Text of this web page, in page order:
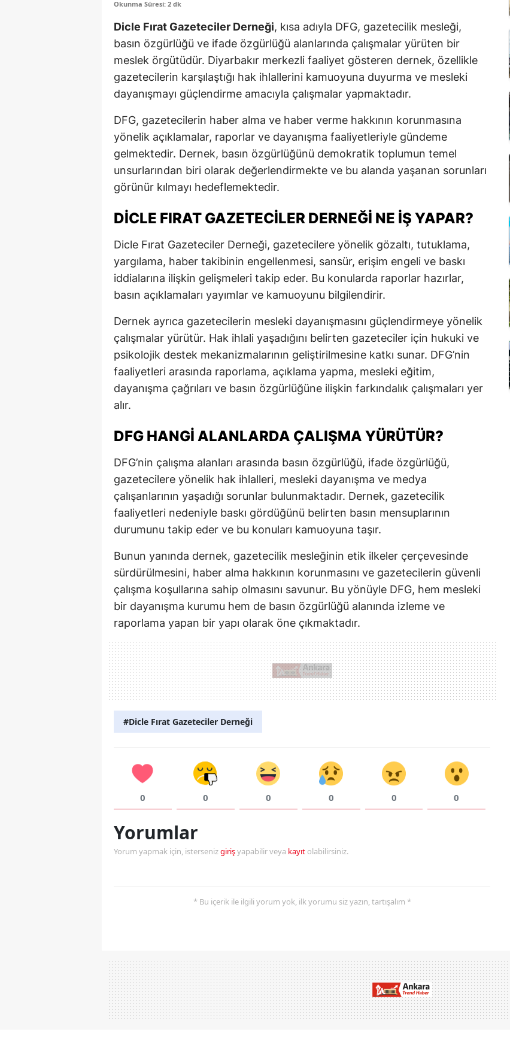
Okunma Süresi: 2 dk
Dicle Fırat Gazeteciler Derneği, kısa adıyla DFG, gazetecilik mesleği,
basın özgürlüğü ve ifade özgürlüğü alanlarında çalışmalar yürüten bir
meslek örgütüdür. Diyarbakır merkezli faaliyet gösteren dernek, özellikle
gazetecilerin karşılaştığı hak ihlallerini kamuoyuna duyurma ve mesleki
dayanışmayı güçlendirme amacıyla çalışmalar yapmaktadır.
DFG, gazetecilerin haber alma ve haber verme hakkının korunmasına
yönelik açıklamalar, raporlar ve dayanışma faaliyetleriyle gündeme
gelmektedir. Dernek, basın özgürlüğünü demokratik toplumun temel
unsurlarından biri olarak değerlendirmekte ve bu alanda yaşanan sorunları
görünür kılmayı hedeflemektedir.
DICLE FIRAT GAZETECILER DERNEĞI NE İŞ YAPAR?
Dicle Fırat Gazeteciler Derneği, gazetecilere yönelik gözaltı, tutuklama,
yargılama, haber takibinin engellenmesi, sansür, erişim engeli ve baskı
iddialarına ilişkin gelişmeleri takip eder. Bu konularda raporlar hazırlar,
basın açıklamaları yayımlar ve kamuoyunu bilgilendirir.
Dernek ayrıca gazetecilerin mesleki dayanışmasını güçlendirmeye yönelik
çalışmalar yürütür. Hak ihlali yaşadığını belirten gazeteciler için hukuki ve
psikolojik destek mekanizmalarının geliştirilmesine katkı sunar. DFG’nin
faaliyetleri arasında raporlama, açıklama yapma, mesleki eğitim,
dayanışma çağrıları ve basın özgürlüğüne ilişkin farkındalık çalışmaları yer
alır.
DFG HANGI ALANLARDA ÇALIŞMA YÜRÜTÜR?
DFG’nin çalışma alanları arasında basın özgürlüğü, ifade özgürlüğü,
gazetecilere yönelik hak ihlalleri, mesleki dayanışma ve medya
çalışanlarının yaşadığı sorunlar bulunmaktadır. Dernek, gazetecilik
faaliyetleri nedeniyle baskı gördüğünü belirten basın mensuplarının
durumunu takip eder ve bu konuları kamuoyuna taşır.
Bunun yanında dernek, gazetecilik mesleğinin etik ilkeler çerçevesinde
sürdürülmesini, haber alma hakkının korunmasını ve gazetecilerin güvenli
çalışma koşullarına sahip olmasını savunur. Bu yönüyle DFG, hem mesleki
bir dayanışma kurumu hem de basın özgürlüğü alanında izleme ve
raporlama yapan bir yapı olarak öne çıkmaktadır.
#Dicle Fırat Gazeteciler Derneği
0 0 0 0 0 0
Yorumlar
Yorum yapmak için, istersenizgirişyapabilir veya kayıt olabilirsiniz.
* Bu içerik ile ilgili yorum yok, ilk yorumu siz yazın, tartışalım *